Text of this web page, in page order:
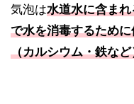
気泡は水道水に含ま
で水を消毒するため
（カルシウム・鉄な